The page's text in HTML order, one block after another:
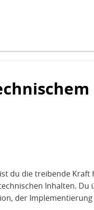
du die treibende Kraft
Inhalten. Du
der